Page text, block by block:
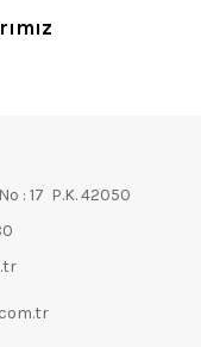
: 17 P.K. 42050